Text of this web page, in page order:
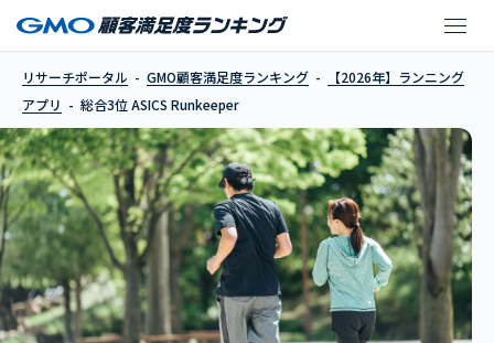
ASICS Runkeeper
リサーチポータル GMO顧客満足度ランキング
【2026年】ランニング
アプリ
総合3位 ASICS Runkeeper